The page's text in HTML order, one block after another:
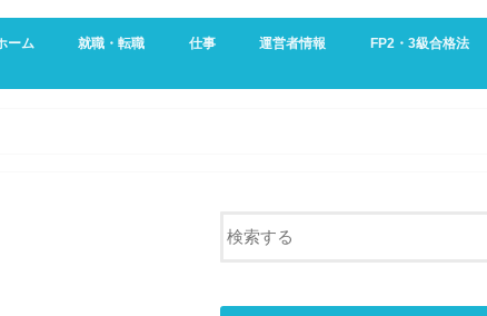
ーム 就職・転職
新卒・就活生向け
20代向け転職サービス
仕事
営業
不動産業界
運営者情報 FP2・3級合格法